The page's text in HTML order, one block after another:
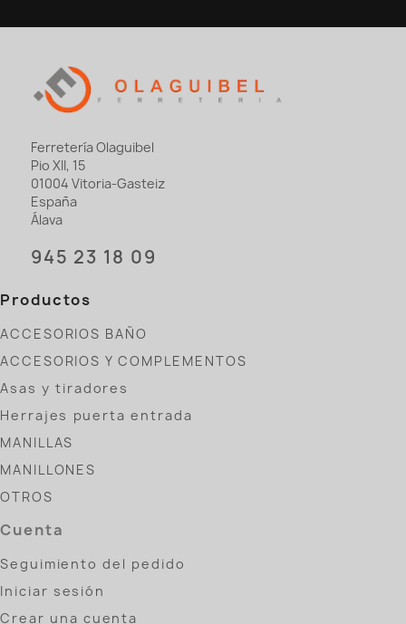
Ferretería Olaguibel
Pio XII, 15
01004 Vitoria-Gasteiz
España
Álava
945 23 18 09
Productos
ACCESORIOS BAÑO
ACCESORIOS Y COMPLEMENTOS
Asas y tiradores
Herrajes puerta entrada
MANILLAS
MANILLONES
OTROS
Cuenta
Seguimiento del pedido
Iniciar sesión
Crear una cuenta